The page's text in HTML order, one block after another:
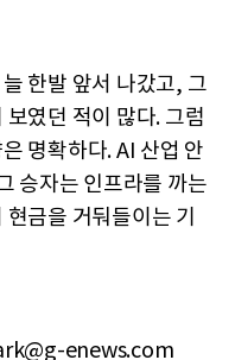
한발 앞서 나갔고, 그
였던 적이 많다. 그럼
명확하다. AI 산업 안
승자는 인프라를 까는
금을 거둬들이는 기
enews.com